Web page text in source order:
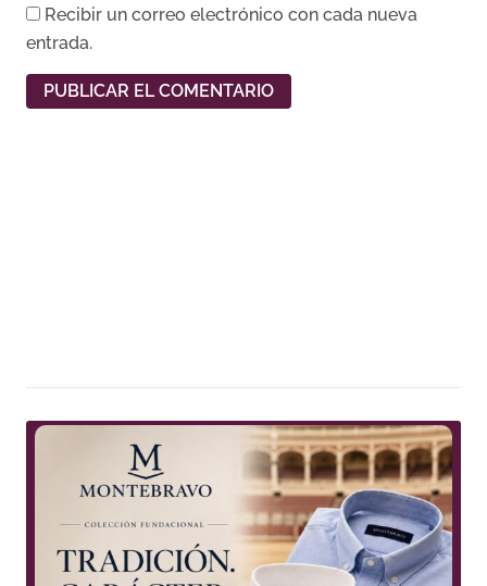
Recibir un correo electrónico con cada nueva
entrada.